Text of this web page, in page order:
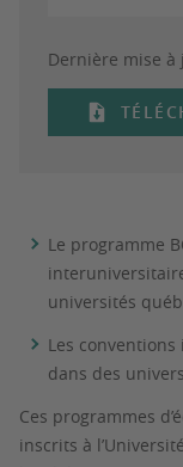
Dernière mise à
Le programme
universités
Les
dans des
Ces programmes
inscrits à